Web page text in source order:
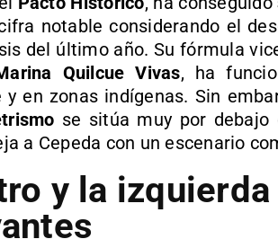
notable considerando el
del último año. Su fórmula
Quilcue Vivas, ha
y en zonas indígenas. Sin
se sitúa muy por debajo
a Cepeda con un escenario
y la